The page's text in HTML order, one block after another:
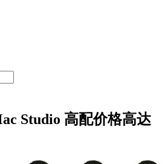
Studio 高配价格高达